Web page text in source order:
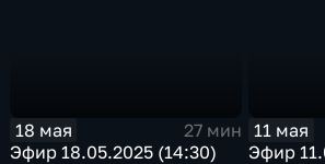
18 мая
27 мин
Эфир 18.05.2025 (14:30)
11 мая
Эфир